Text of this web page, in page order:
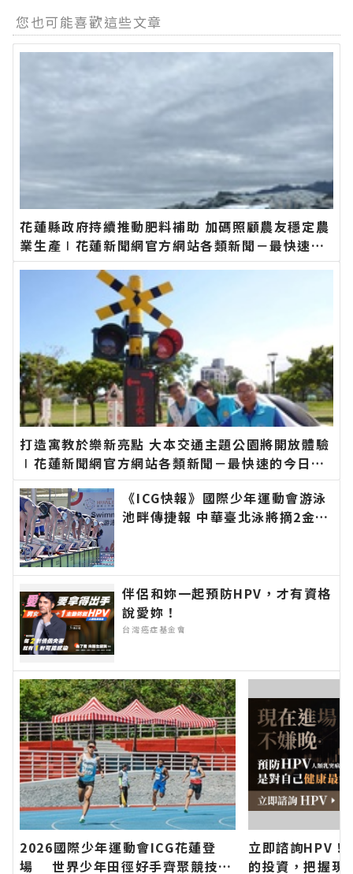
您也可能喜歡這些文章
花蓮縣政府持續推動肥料補助 加碼照顧農友穩定農
業生產∣花蓮新聞網官方網站各類新聞－最快速的
今日新聞報導 最新的在地資訊！
打造寓教於樂新亮點 大本交通主題公園將開放體驗
∣花蓮新聞網官方網站各類新聞－最快速的今日新
聞報導 最新的在地資訊！
《ICG快報》國際少年運動會游泳
池畔傳捷報 中華臺北泳將摘2金∣
資訊！
伴侶和妳一起預防HPV，才有資格
說愛妳！
台灣癌症基金會
2026國際少年運動會ICG花蓮登
場 世界少年田徑好手齊聚競技
立即諮詢HPV！
的投資，把握現